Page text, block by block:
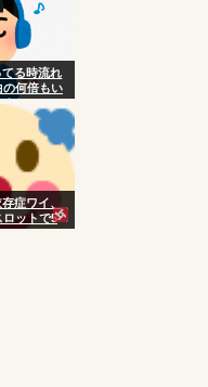
る時流れ
の何倍もい
よね
症ワイ、
ロットで5